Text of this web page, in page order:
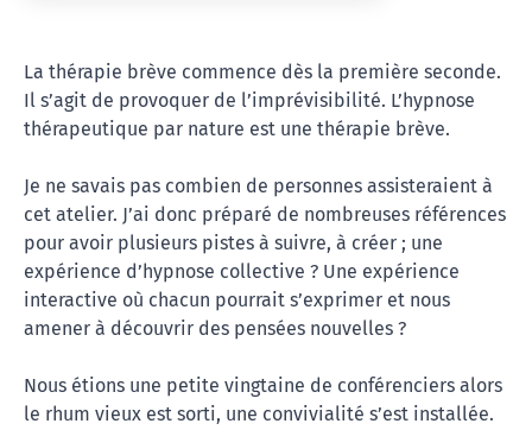
La thérapie brève commence dès la première seconde.
Il s’agit de provoquer de l’imprévisibilité. L’hypnose
thérapeutique par nature est une thérapie brève.
Je ne savais pas combien de personnes assisteraient à
cet atelier. J’ai donc préparé de nombreuses références
pour avoir plusieurs pistes à suivre, à créer ; une
expérience d’hypnose collective ? Une expérience
interactive où chacun pourrait s’exprimer et nous
amener à découvrir des pensées nouvelles ?
Nous étions une petite vingtaine de conférenciers alors
le rhum vieux est sorti, une convivialité s’est installée.